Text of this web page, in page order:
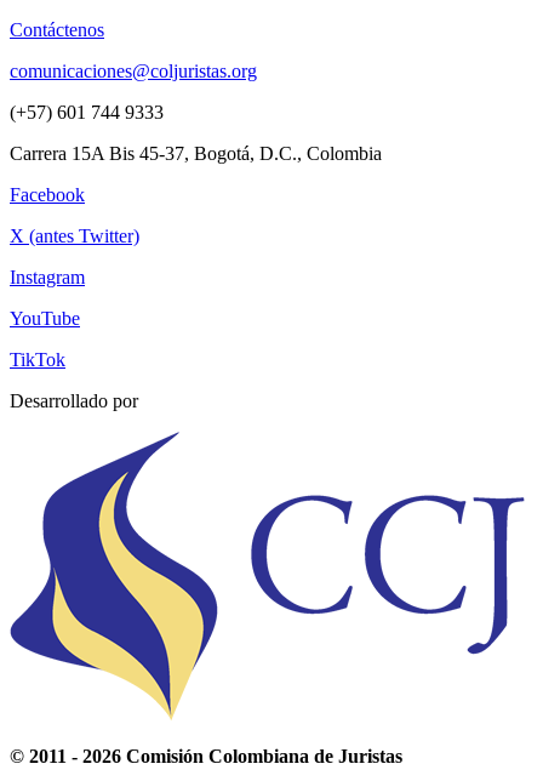
Contáctenos
comunicaciones@coljuristas.org
(+57) 601 744 9333
Carrera 15A Bis 45-37, Bogotá, D.C., Colombia
Facebook
X (antes Twitter)
Instagram
YouTube
TikTok
Desarrollado por
© 2011 - 2026 Comisión Colombiana de Juristas